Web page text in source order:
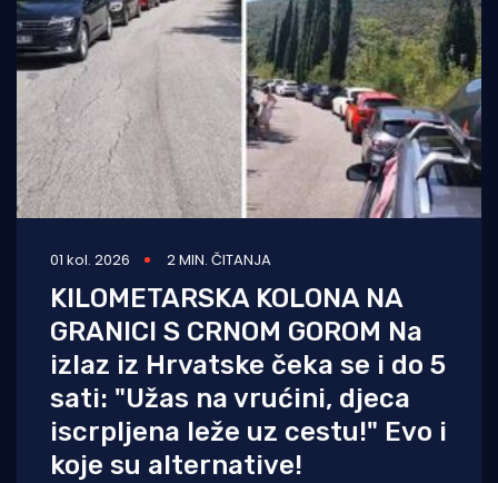
01 kol. 2026 2 MIN. ČITANJA
KILOMETARSKA KOLONA NA
GRANICI S CRNOM GOROM Na
izlaz iz Hrvatske čeka se i do 5
sati: "Užas na vrućini, djeca
iscrpljena leže uz cestu!" Evo i
koje su alternative!